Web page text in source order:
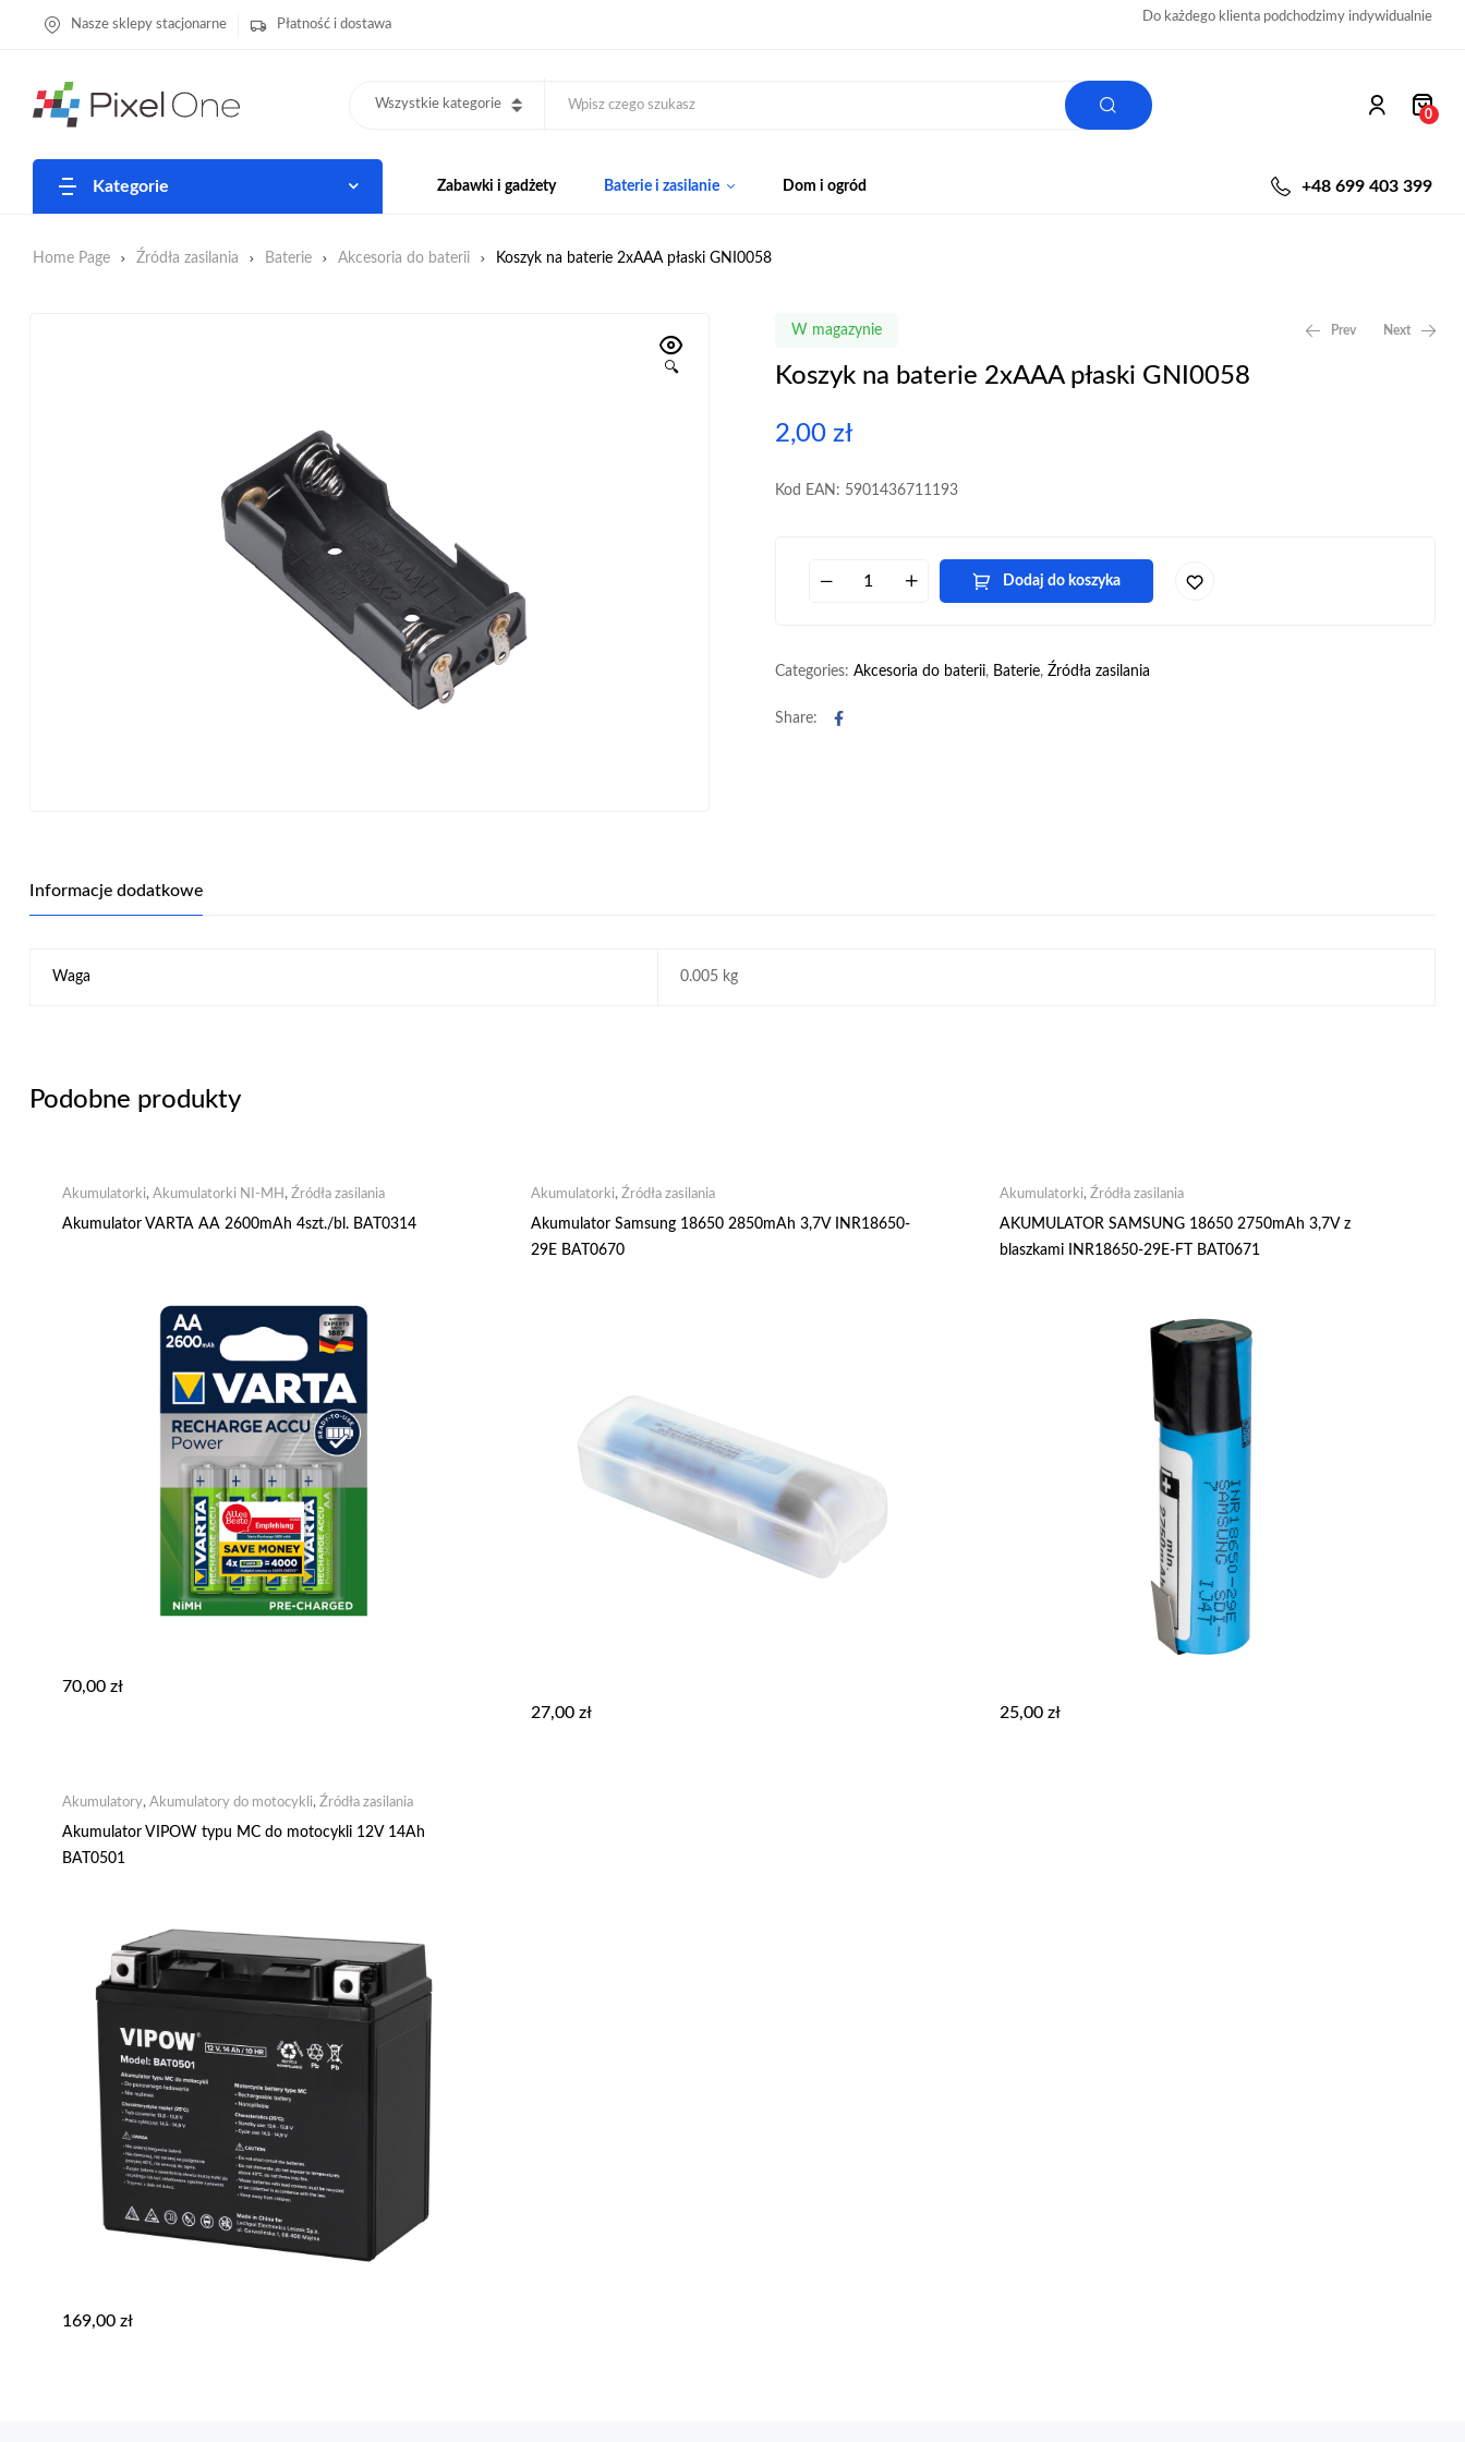
Nasze sklepy stacjonarne Płatność i dostawa Do każdego klienta podchodzimy indywidualnie
Wszystkie kategorie
0
Kategorie Zabawki i gadżety Baterie i zasilanie Dom i ogród +48 699 403 399
Home Page Źródła zasilania Baterie Akcesoria do baterii Koszyk na baterie 2xAAA płaski GNI0058
🔍
W magazynie Prev Next
Koszyk na baterie 2xAAA płaski GNI0058
2,00 zł
Kod EAN: 5901436711193
Dodaj do koszyka
Categories: Akcesoria do baterii, Baterie, Źródła zasilania
Share: Facebook
Informacje dodatkowe
Waga 0.005 kg
Podobne produkty
Akumulatorki, Akumulatorki NI-MH , Źródła zasilania
Akumulator VARTA AA 2600mAh 4szt./bl. BAT0314
70,00 zł
Akumulatorki, Źródła zasilania
Akumulator Samsung 18650 2850mAh 3,7V INR18650-
29E BAT0670
27,00 zł
Akumulatorki, Źródła zasilania
AKUMULATOR SAMSUNG 18650 2750mAh 3,7V z
blaszkami INR18650-29E-FT BAT0671
25,00 zł
Akumulatory, Akumulatory do motocykli, Źródła zasilania
Akumulator VIPOW typu MC do motocykli 12V 14Ah
BAT0501
169,00 zł